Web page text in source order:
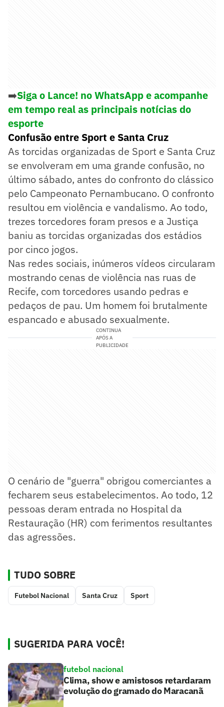
➡️Siga o Lance! no WhatsApp e acompanhe
em tempo real as principais notícias do
esporte
Confusão entre Sport e Santa Cruz
As torcidas organizadas de Sport e Santa Cruz
se envolveram em uma grande confusão, no
último sábado, antes do confronto do clássico
pelo Campeonato Pernambucano. O confronto
resultou em violência e vandalismo. Ao todo,
trezes torcedores foram presos e a Justiça
baniu as torcidas organizadas dos estádios
por cinco jogos.
Nas redes sociais, inúmeros vídeos circularam
mostrando cenas de violência nas ruas de
Recife, com torcedores usando pedras e
pedaços de pau. Um homem foi brutalmente
espancado e abusado sexualmente.
CONTINUA
APÓS A
PUBLICIDADE
O cenário de "guerra" obrigou comerciantes a
fecharem seus estabelecimentos. Ao todo, 12
pessoas deram entrada no Hospital da
Restauração (HR) com ferimentos resultantes
das agressões.
TUDO SOBRE
Futebol Nacional Santa Cruz Sport
SUGERIDA PARA VOCÊ!
futebol nacional
Clima, show e amistosos retardaram
evolução do gramado do Maracanã